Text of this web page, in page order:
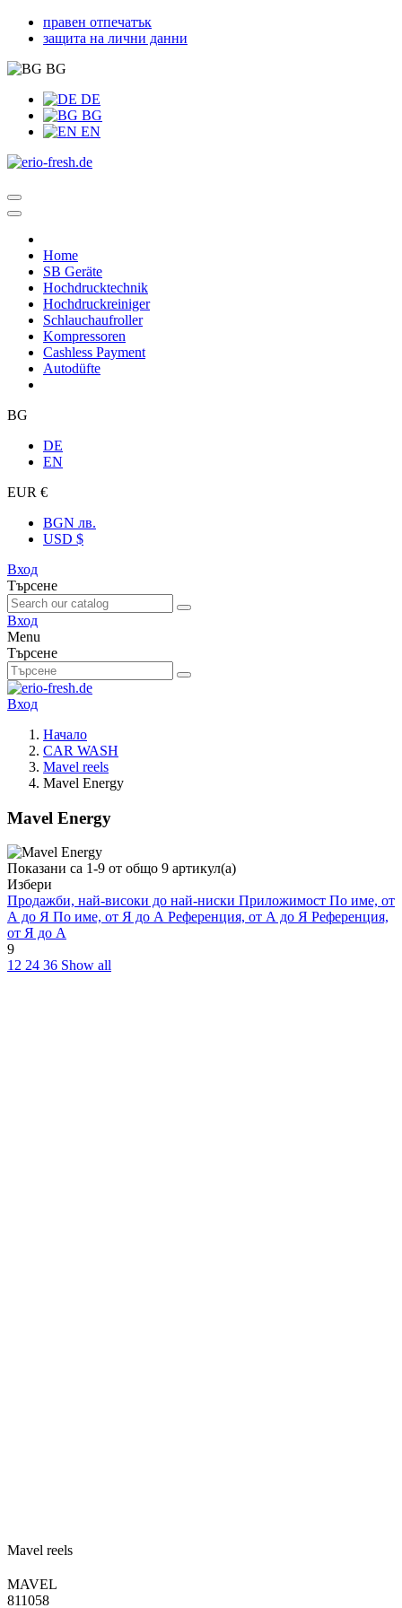
правен отпечатък
защита на лични данни
BG
DE
BG
EN
Home
SB Geräte
Hochdrucktechnik
Hochdruckreiniger
Schlauchaufroller
Kompressoren
Cashless Payment
Autodüfte
BG
DE
EN
EUR €
BGN лв.
USD $
Вход
Търсене
Вход
Menu
Търсене
Вход
Начало
CAR WASH
Mavel reels
Mavel Energy
Mavel Energy
Показани са 1-9 от общо 9 артикул(а)
Избери
Продажби, най-високи до най-ниски Приложимост По име, от
А до Я По име, от Я до А Референция, от А до Я Референция,
от Я до А
9
12 24 36 Show all
Mavel reels
MAVEL
811058